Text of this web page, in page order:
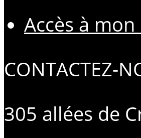
Accès à
CONTACTEZ-
305 allées de